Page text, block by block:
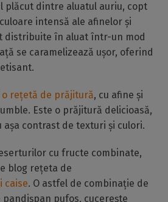
plăcut dintre aluatul auriu, copt
intensă ale afinelor și
distribuite în aluat într-un mod
se caramelizează ușor, oferind
o rețetă de prăjitură, cu afine și
Este o prăjitură delicioasă,
așa contrast de texturi și culori.
cu fructe combinate,
blog rețeta de
caise. O astfel de combinație de
pufos, cucerește